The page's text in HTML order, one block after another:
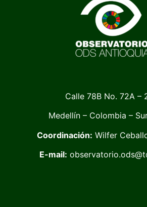
Calle 78B No. 72A –
Medellín – Colombia –
Coordinación: Wilfer
E-mail: